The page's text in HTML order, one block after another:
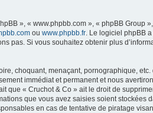
», « www.phpbb.com », « phpBB
ou www.phpbb.fr . Le logiciel phpBB
pas. Si vous souhaitez obtenir plus
choquant, menaçant, pornographique,
immédiat et permanent et nous
« Cruchot & Co » ait le droit de
que vous avez saisies soient
en cas de tentative de piratage